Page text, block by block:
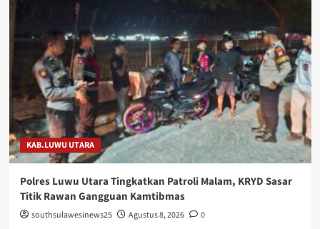
KAB.LUWU UTARA
Polres Luwu Utara Tingkatkan Patroli Malam, KRYD Sasar
Titik Rawan Gangguan Kamtibmas
southsulawesinews25 Agustus 8, 2026 0